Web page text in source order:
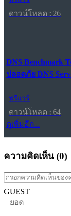
ดาวน์โหลด : 26
DNS Benchmark
ปลอดภัย DNS
ฟรีแวร์
ดาวน์โหลด : 64
ดูเพิ่มอีก...
ความคิดเห็น (0)
GUEST
ยอด